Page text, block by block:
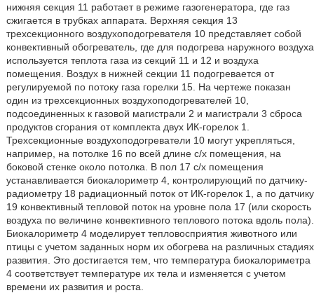
нижняя секция 11 работает в режиме газогенератора, где газ
сжигается в трубках аппарата. Верхняя секция 13
трехсекционного воздухоподогревателя 10 представляет собой
конвективный обогреватель, где для подогрева наружного воздуха
используется теплота газа из секций 11 и 12 и воздуха
помещения. Воздух в нижней секции 11 подогревается от
регулируемой по потоку газа горелки 15. На чертеже показан
один из трехсекционных воздухоподогревателей 10,
подсоединенных к газовой магистрали 2 и магистрали 3 сброса
продуктов сгорания от комплекта двух ИК-горелок 1.
Трехсекционные воздухоподогреватели 10 могут укрепляться,
например, на потолке 16 по всей длине с/х помещения, на
боковой стенке около потолка. В пол 17 с/х помещения
устанавливается биокалориметр 4, контролирующий по датчику-
радиометру 18 радиационный поток от ИК-горелок 1, а по датчику
19 конвективный тепловой поток на уровне пола 17 (или скорость
воздуха по величине конвективного теплового потока вдоль пола).
Биокалориметр 4 моделирует тепловосприятия животного или
птицы с учетом заданных норм их обогрева на различных стадиях
развития. Это достигается тем, что температура биокалориметра
4 соответствует температуре их тела и изменяется с учетом
времени их развития и роста.